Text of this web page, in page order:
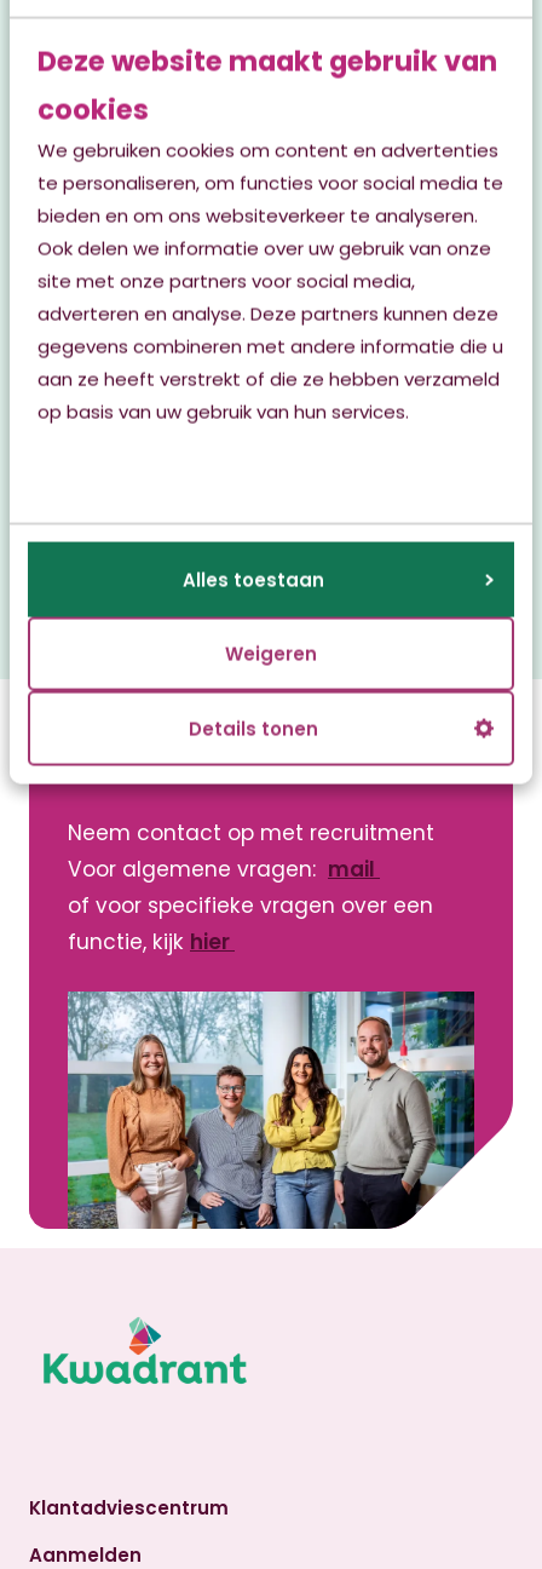
Deze website maakt gebruik van
cookies
We gebruiken cookies om content en advertenties
te personaliseren, om functies voor social media te
bieden en om ons websiteverkeer te analyseren.
Ook delen we informatie over uw gebruik van onze
site met onze partners voor social media,
adverteren en analyse. Deze partners kunnen deze
gegevens combineren met andere informatie die u
aan ze heeft verstrekt of die ze hebben verzameld
op basis van uw gebruik van hun services.
Alles toestaan
Weigeren
Details tonen
Verpleegkundig Specialist /
Physician Assistant
Altijd al als Verpleegkundig Specialist of
Physician Assistant in de geriatrische
revalidatiezorg willen werken? Dit kan bij
Kunnen wij je helpen?
Neem contact op met recruitment
Voor algemene vragen: mail
of voor specifieke vragen over een
functie, kijk hier
Klantadviescentrum
Aanmelden